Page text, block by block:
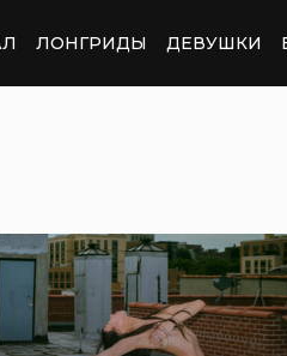
ЛОНГРИДЫ ДЕВУШКИ